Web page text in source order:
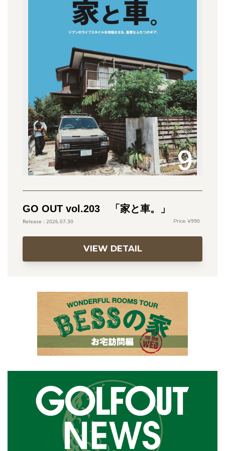
GO OUT vol.203 「家と車。」
2026.07.30 990
VIEW DETAIL